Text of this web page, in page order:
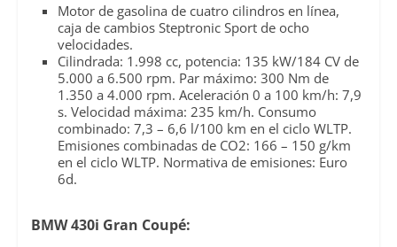
Motor de gasolina de cuatro cilindros en línea,
caja de cambios Steptronic Sport de ocho
velocidades.
Cilindrada: 1.998 cc, potencia: 135 kW/184 CV de
5.000 a 6.500 rpm. Par máximo: 300 Nm de
1.350 a 4.000 rpm. Aceleración 0 a 100 km/h: 7,9
s. Velocidad máxima: 235 km/h. Consumo
combinado: 7,3 – 6,6 l/100 km en el ciclo WLTP.
Emisiones combinadas de CO2: 166 – 150 g/km
en el ciclo WLTP. Normativa de emisiones: Euro
6d.
BMW 430i Gran Coupé: